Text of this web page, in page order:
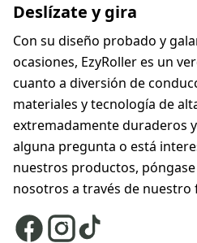
Deslízate y gira
Con su diseño probado y
ocasiones, EzyRoller es un
cuanto a diversión de
materiales y tecnología de
extremadamente duraderos
alguna pregunta o está
nuestros productos,
nosotros a través de